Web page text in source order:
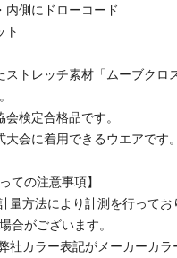
内側にドローコード
ト
ストレッチ素材「ムーブクロ
検定合格品です。
会に着用できるウエアです。
ての注意事項】
方法により計測を行ってお
合がございます。
社カラー表記がメーカーカラ